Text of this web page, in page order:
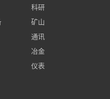
科研
矿山
通讯
冶金
仪表